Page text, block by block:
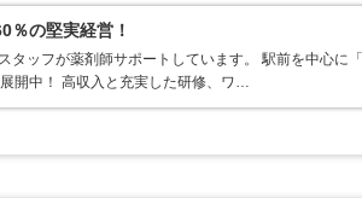
％の堅実経営！
ッフが薬剤師サポートしています。 駅前を中心に
開中！ 高収入と充実した研修、ワ…